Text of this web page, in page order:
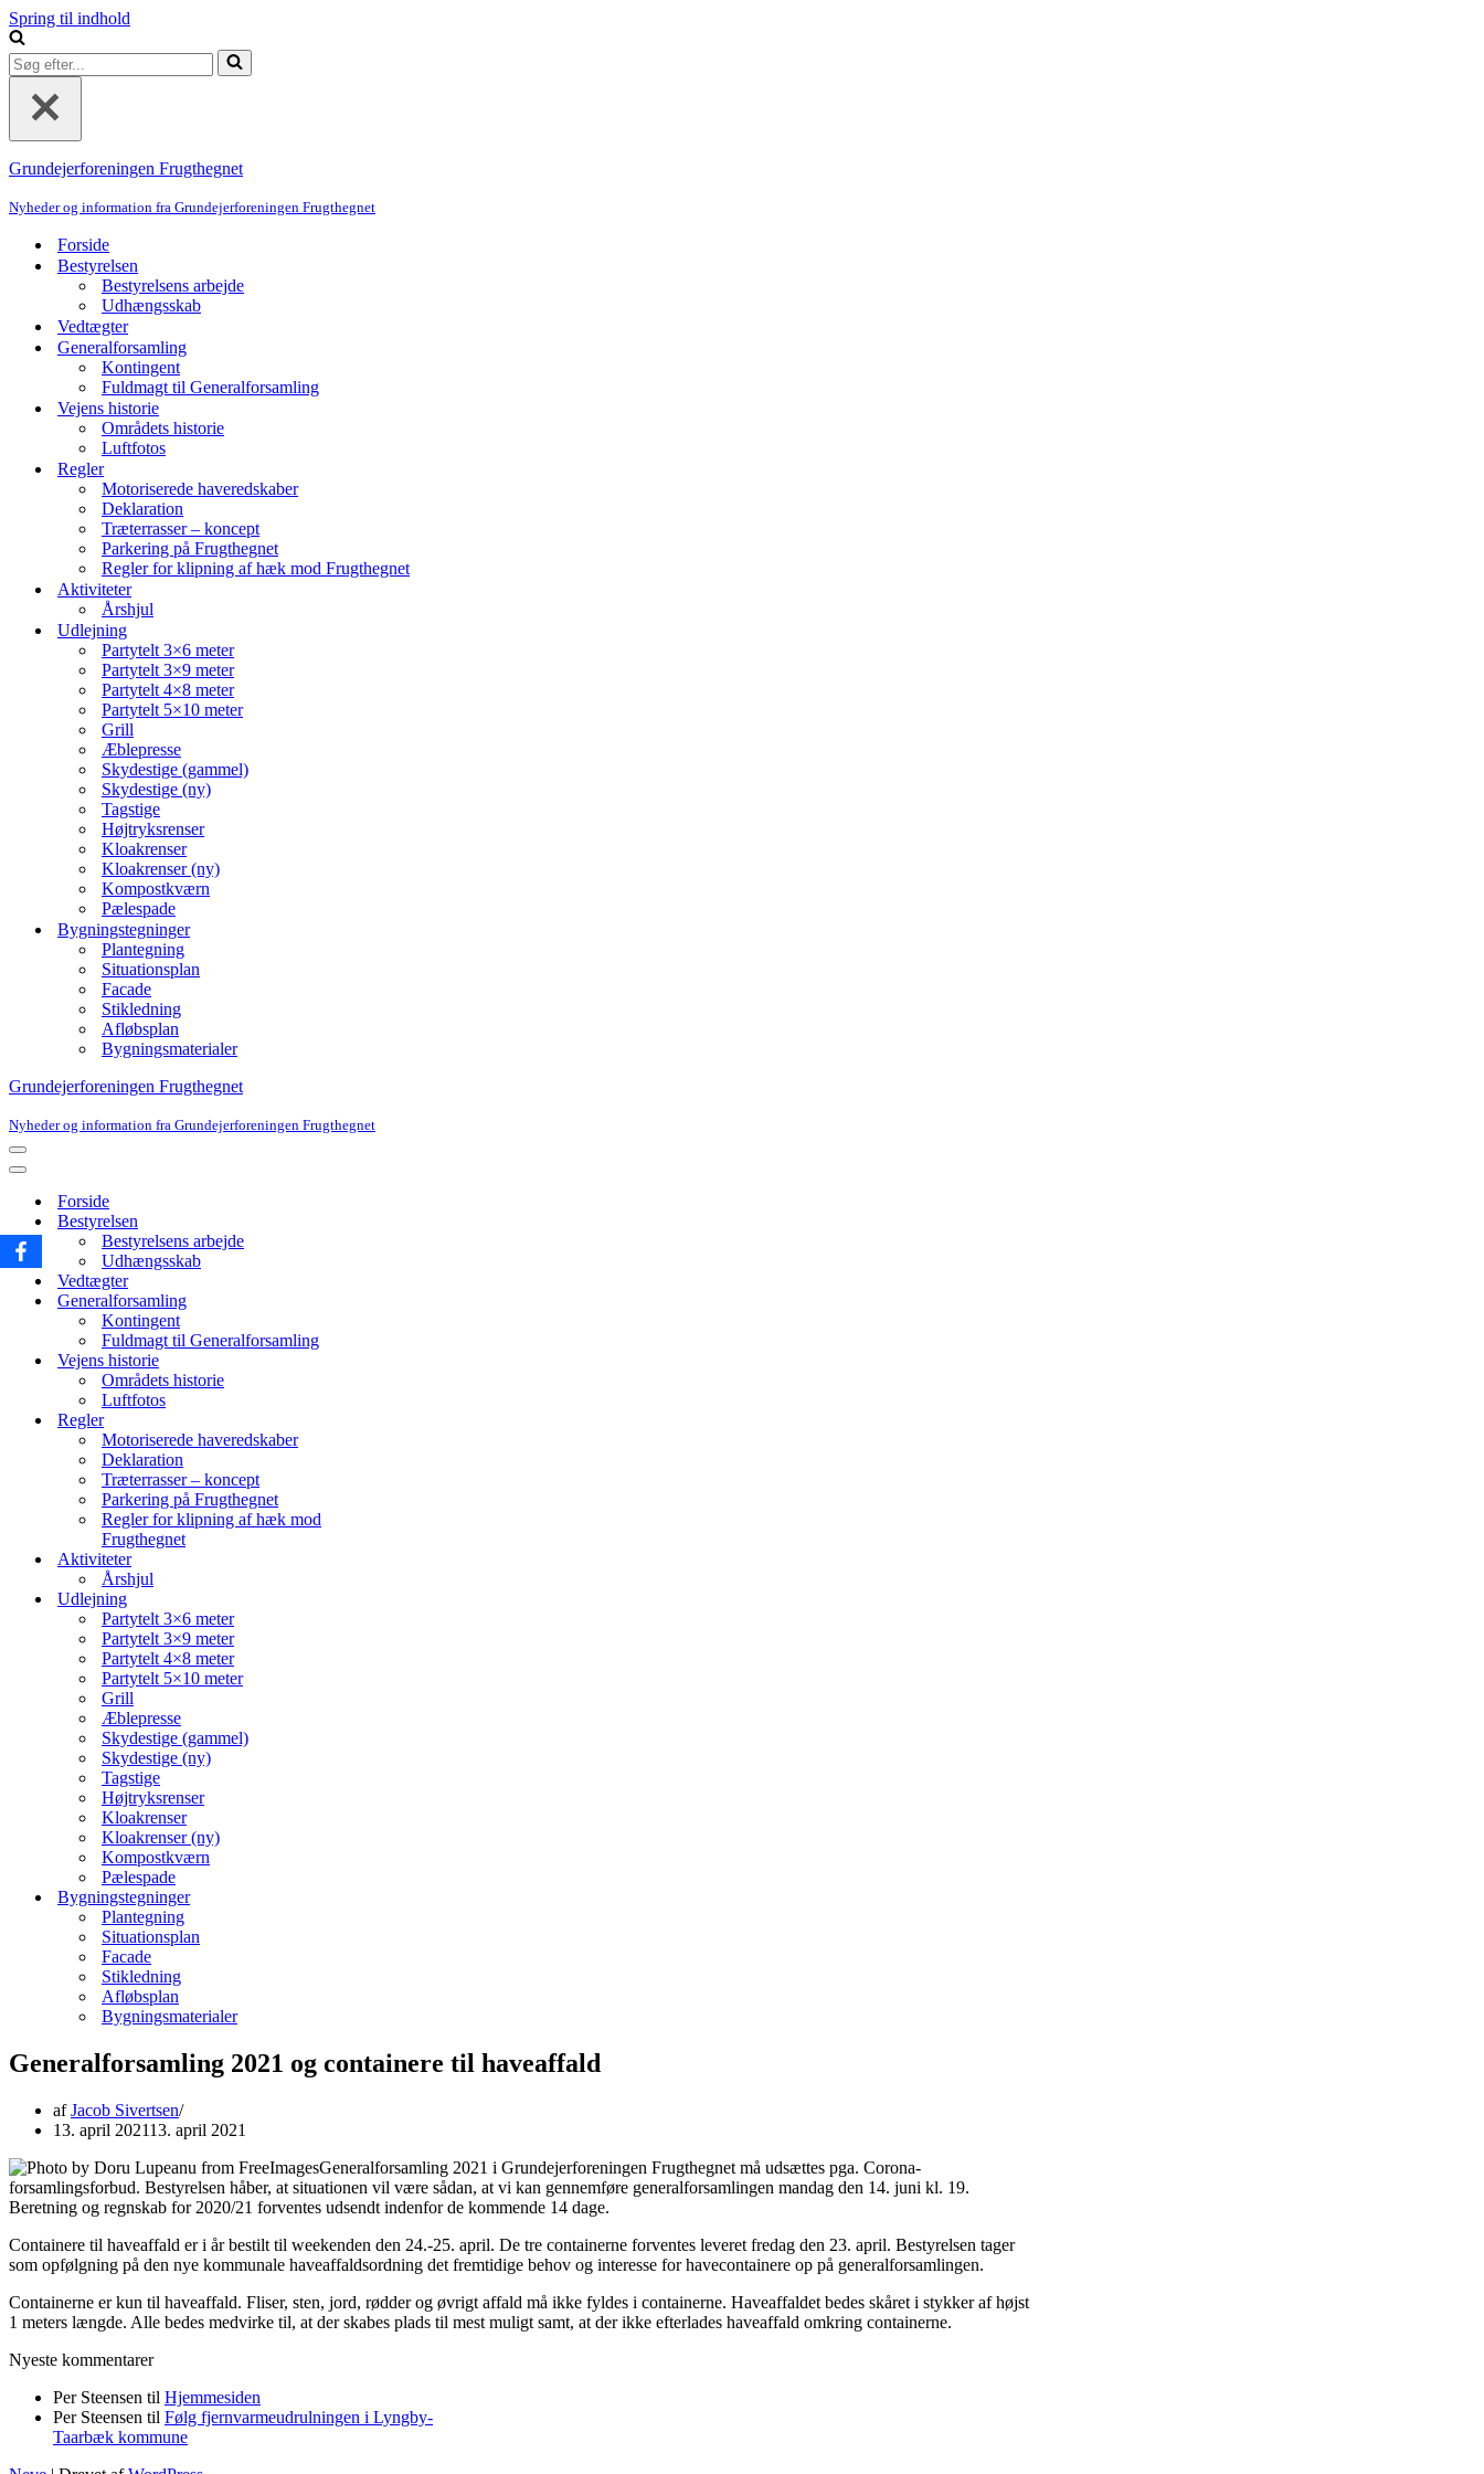
Spring til indhold
Søg
efter...
Grundejerforeningen Frugthegnet
Nyheder og information fra Grundejerforeningen Frugthegnet
Forside
Bestyrelsen
Bestyrelsens arbejde
Udhængsskab
Vedtægter
Generalforsamling
Kontingent
Fuldmagt til Generalforsamling
Vejens historie
Områdets historie
Luftfotos
Regler
Motoriserede haveredskaber
Deklaration
Træterrasser – koncept
Parkering på Frugthegnet
Regler for klipning af hæk mod Frugthegnet
Aktiviteter
Årshjul
Udlejning
Partytelt 3×6 meter
Partytelt 3×9 meter
Partytelt 4×8 meter
Partytelt 5×10 meter
Grill
Æblepresse
Skydestige (gammel)
Skydestige (ny)
Tagstige
Højtryksrenser
Kloakrenser
Kloakrenser (ny)
Kompostkværn
Pælespade
Bygningstegninger
Plantegning
Situationsplan
Facade
Stikledning
Afløbsplan
Bygningsmaterialer
Grundejerforeningen Frugthegnet
Nyheder og information fra Grundejerforeningen Frugthegnet
Navigation
menu
Navigation
Forside
Bestyrelsen
Bestyrelsens arbejde
Udhængsskab
Vedtægter
Generalforsamling
Kontingent
Fuldmagt til Generalforsamling
Vejens historie
Områdets historie
Luftfotos
Regler
Motoriserede haveredskaber
Deklaration
Træterrasser – koncept
Parkering på Frugthegnet
Regler for klipning af hæk mod
Frugthegnet
Aktiviteter
Årshjul
Udlejning
Partytelt 3×6 meter
Partytelt 3×9 meter
Partytelt 4×8 meter
Partytelt 5×10 meter
Grill
Æblepresse
Skydestige (gammel)
Skydestige (ny)
Tagstige
Højtryksrenser
Kloakrenser
Kloakrenser (ny)
Kompostkværn
Pælespade
Bygningstegninger
Plantegning
Situationsplan
Facade
Stikledning
Afløbsplan
Bygningsmaterialer
Generalforsamling 2021 og containere til haveaffald
afJacob Sivertsen
13. april 202113. april 2021
Generalforsamling 2021 i Grundejerforeningen Frugthegnet må udsættes pga. Corona-
forsamlingsforbud. Bestyrelsen håber, at situationen vil være sådan, at vi kan gennemføre generalforsamlingen mandag den 14. juni kl. 19.
Beretning og regnskab for 2020/21 forventes udsendt indenfor de kommende 14 dage.
Containere til haveaffald er i år bestilt til weekenden den 24.-25. april. De tre containerne forventes leveret fredag den 23. april. Bestyrelsen tager
som opfølgning på den nye kommunale haveaffaldsordning det fremtidige behov og interesse for havecontainere op på generalforsamlingen.
Containerne er kun til haveaffald. Fliser, sten, jord, rødder og øvrigt affald må ikke fyldes i containerne. Haveaffaldet bedes skåret i stykker af højst
1 meters længde. Alle bedes medvirke til, at der skabes plads til mest muligt samt, at der ikke efterlades haveaffald omkring containerne.
Nyeste kommentarer
Per Steensen til Hjemmesiden
Per Steensen til Følg fjernvarmeudrulningen i Lyngby-
Taarbæk kommune